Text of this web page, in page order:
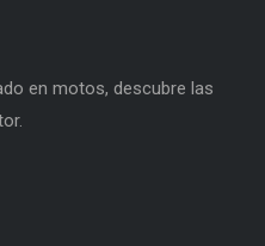
en motos, descubre las